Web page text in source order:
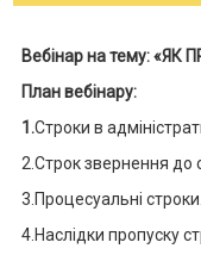
Вебінар на тему:«ЯК
План вебінару:
1.Строки в
2.Строк звернення до
3.Процесуальні
4.Наслідки пропуску